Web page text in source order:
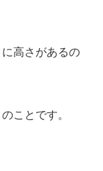
高さがあるの
ことです。